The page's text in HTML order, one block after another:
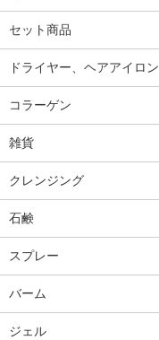
セット商品
ドライヤー、ヘアアイロン
コラーゲン
雑貨
クレンジング
石鹸
スプレー
バーム
ジェル